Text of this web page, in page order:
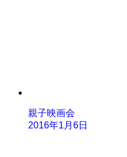
親子映画会
2016年1月6日